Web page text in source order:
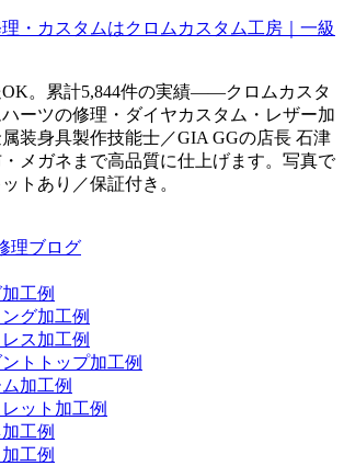
。累計5,844件の実績——クロムカスタ
ーツの修理・ダイヤカスタム・レザー加
装身具製作技能士／GIA GGの店長 石津
メガネまで高品質に仕上げます。写真で
トあり／保証付き。
理ブログ
工例
グ加工例
ス加工例
トトップ加工例
加工例
ット加工例
工例
工例